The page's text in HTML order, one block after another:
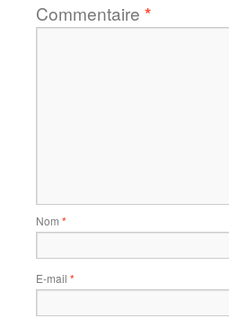
Commentaire *
Nom *
E-mail *